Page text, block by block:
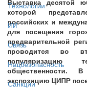
Технологии
ИИ
Связь
Нацбезопасность
Санкции
которой
российских и
для посещения
предварительной
проводится во
популяризацию
общественности.
экспозицию ЦИПР